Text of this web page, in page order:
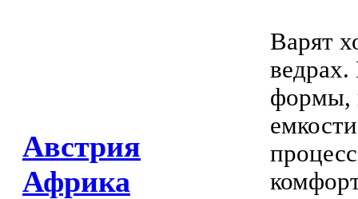
Австрия
Африка
Варят
ведрах.
формы,